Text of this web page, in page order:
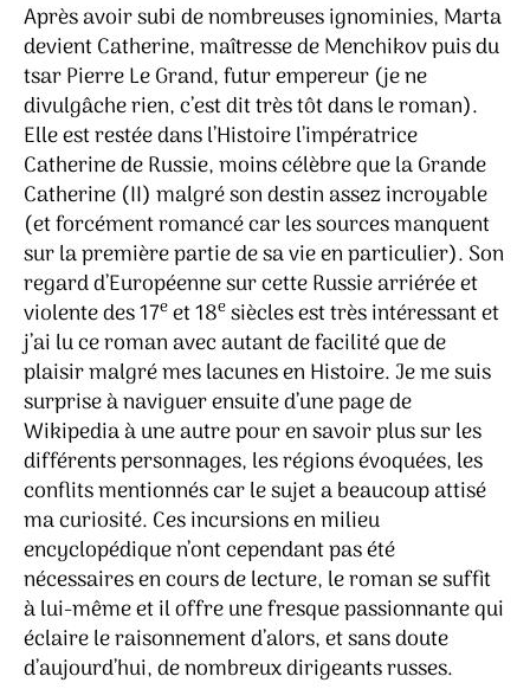
Après avoir subi de nombreuses ignominies, Marta
devient Catherine, maîtresse de Menchikov puis du
tsar Pierre Le Grand, futur empereur (je ne
divulgâche rien, c’est dit très tôt dans le roman).
Elle est restée dans l’Histoire l’impératrice
Catherine de Russie, moins célèbre que la Grande
Catherine (II) malgré son destin assez incroyable
(et forcément romancé car les sources manquent
sur la première partie de sa vie en particulier). Son
regard d’Européenne sur cette Russie arriérée et
violente des 17eet 18esiècles est très intéressant et
j’ai lu ce roman avec autant de facilité que de
plaisir malgré mes lacunes en Histoire. Je me suis
surprise à naviguer ensuite d’une page de
Wikipedia à une autre pour en savoir plus sur les
différents personnages, les régions évoquées, les
conflits mentionnés car le sujet a beaucoup attisé
ma curiosité. Ces incursions en milieu
encyclopédique n’ont cependant pas été
nécessaires en cours de lecture, le roman se suffit
à lui-même et il offre une fresque passionnante qui
éclaire le raisonnement d’alors, et sans doute
d’aujourd’hui, de nombreux dirigeants russes.